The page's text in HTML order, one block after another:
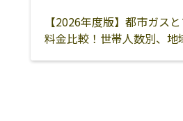
【2026年度版】都市ガス
料金比較！世帯人数別、地